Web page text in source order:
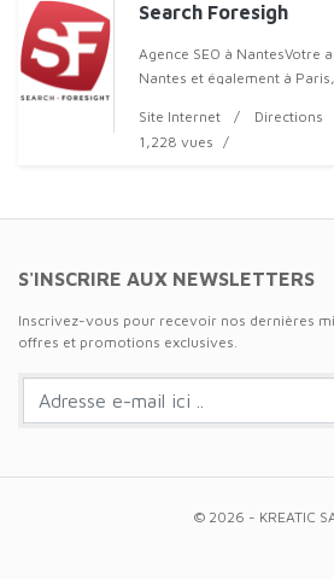
Search Foresigh
Agence SEO à NantesVotre
Nantes et également à
tous types
Site Internet Directions
1,228 vues
S'INSCRIRE AUX NEWSLETTERS
Inscrivez-vous pour recevoir nos dernières
offres et promotions exclusives.
© 2026 - KREATIC